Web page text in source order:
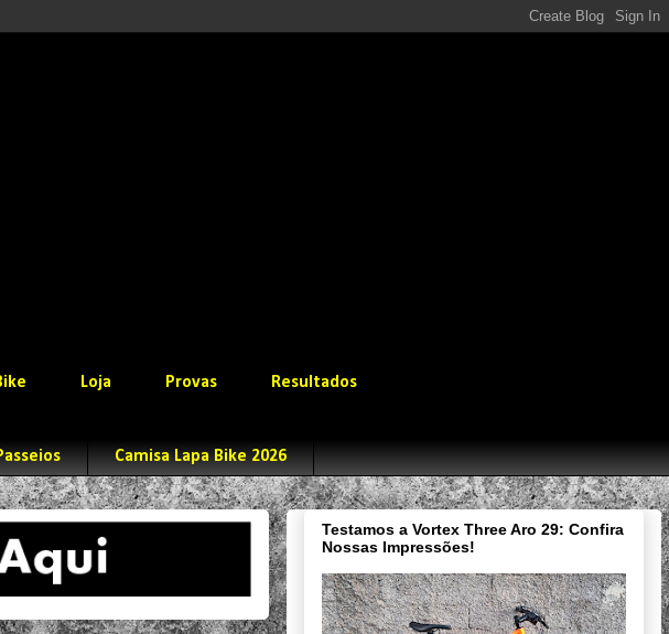
Loja Provas Resultados
Camisa Lapa Bike 2026
Testamos a Vortex Three Aro 29: Confira
Nossas Impressões!